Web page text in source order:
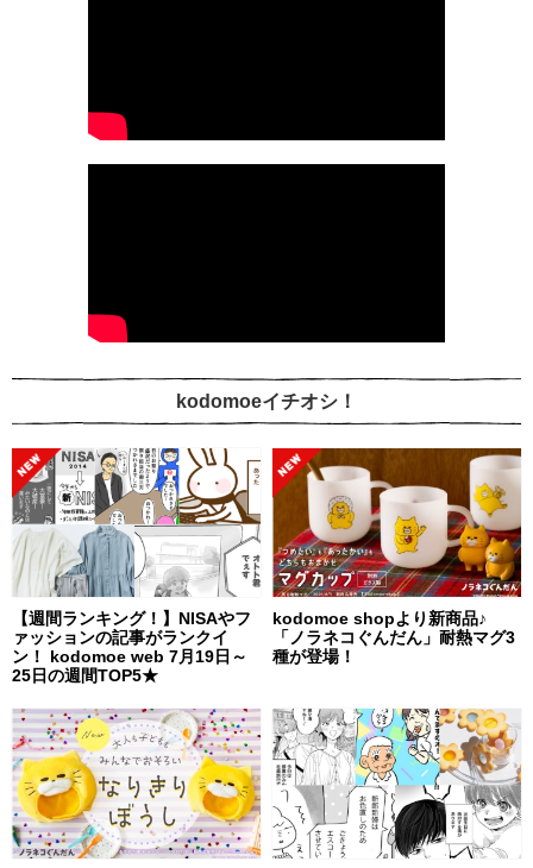
kodomoeイチオシ！
【週間ランキング！】NISAやフ
ァッションの記事がランクイ
ン！ kodomoe web 7月19日～
25日の週間TOP5★
kodomoe shopより新商品♪
「ノラネコぐんだん」耐熱マグ3
種が登場！